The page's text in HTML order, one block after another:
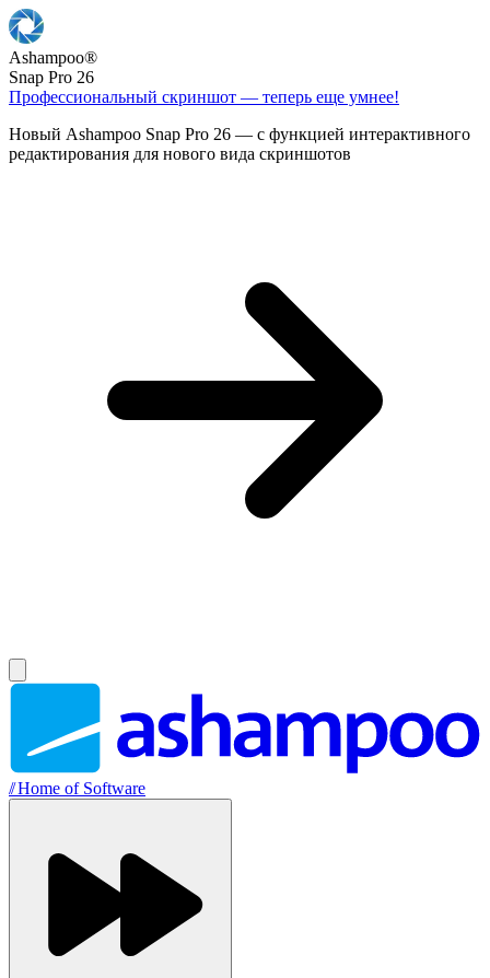
Ashampoo®
Snap Pro 26
Профессиональный скриншот — теперь еще умнее!
Новый Ashampoo Snap Pro 26 — с функцией интерактивного
редактирования для нового вида скриншотов
//Home of Software